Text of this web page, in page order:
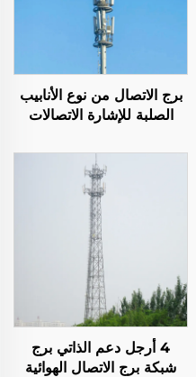
برج الاتصال من نوع الأنابيب
الصلبة للإشارة الاتصالات
4 أرجل دعم الذاتي برج
شبكة برج الاتصال الهوائية